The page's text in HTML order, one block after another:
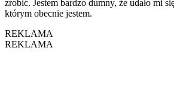
zrobić. Jestem bardzo dumny, że udało mi
którym obecnie jestem.
REKLAMA
REKLAMA